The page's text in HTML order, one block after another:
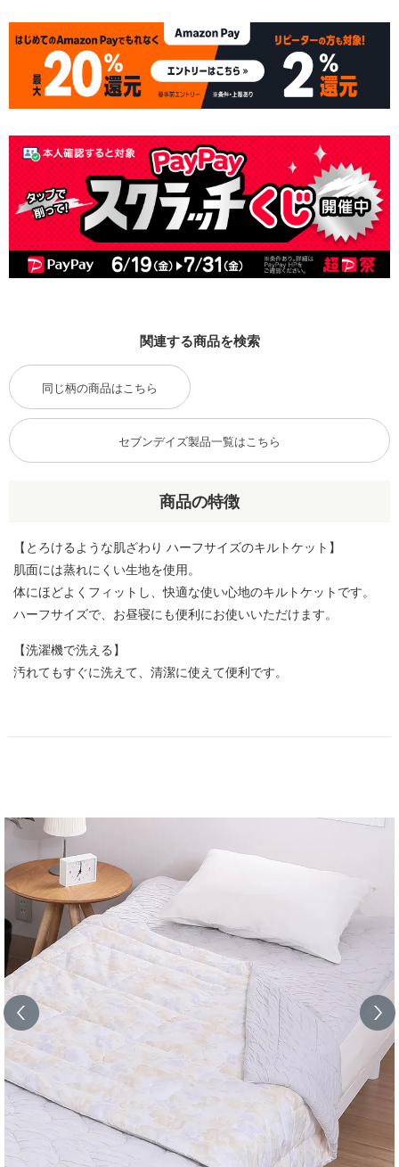
商品の特徴
【とろけるような肌ざわり ハーフサイズのキルトケット】
肌面には蒸れにくい生地を使用。
体にほどよくフィットし、快適な使い心地のキルトケットです。
ハーフサイズで、お昼寝にも便利にお使いいただけます。
【洗濯機で洗える】
汚れてもすぐに洗えて、清潔に使えて便利です。
関連する商品を検索
同じ柄の商品はこちら
セブンデイズ製品一覧はこちら